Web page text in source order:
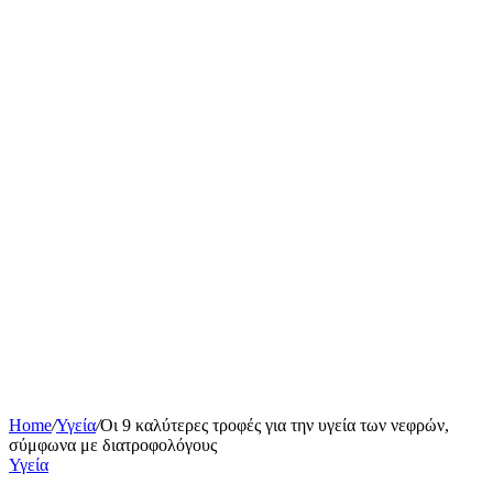
Home/Υγεία/Οι 9 καλύτερες τροφές για την υγεία των νεφρών,
σύμφωνα με διατροφολόγους
Υγεία